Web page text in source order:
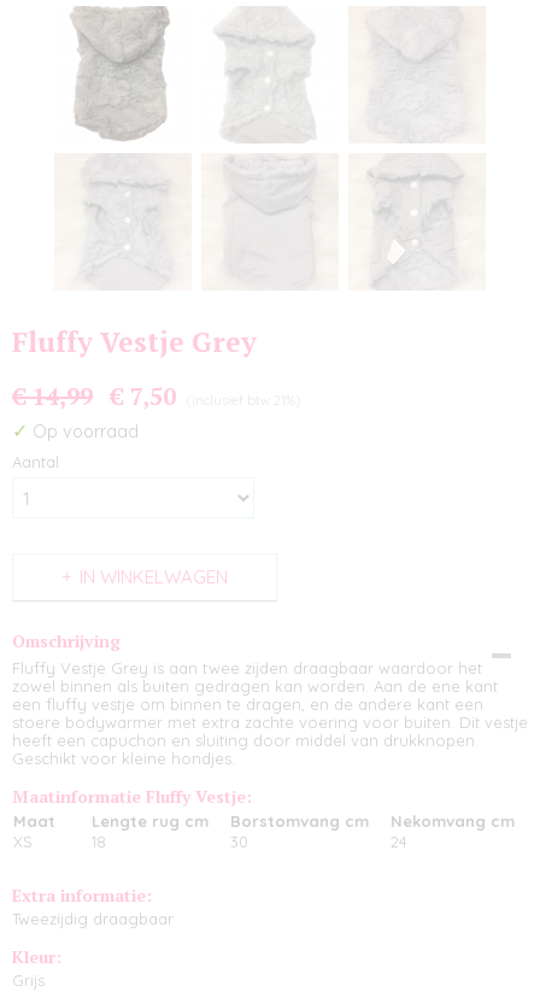
Fluffy Vestje Grey
€ 14,99 € 7,50 (inclusief btw 21%)
✓ Op voorraad
Aantal
IN WINKELWAGEN
Omschrijving
Fluffy Vestje Grey is aan twee zijden draagbaar waardoor het
zowel binnen als buiten gedragen kan worden. Aan de ene kant
een fluffy vestje om binnen te dragen, en de andere kant een
stoere bodywarmer met extra zachte voering voor buiten. Dit vestje
heeft een capuchon en sluiting door middel van drukknopen.
Geschikt voor kleine hondjes.
Maatinformatie Fluffy Vestje:
Maat Lengte rug cm Borstomvang cm
Nekomvang cm
XS
18 30 24
Extra informatie:
Tweezijdig draagbaar
Kleur:
Grijs